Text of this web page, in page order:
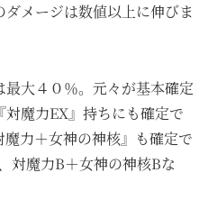
メージは数値以上に伸びま
大４０％。元々が基本確定
対魔力EX』持ちにも確定で
力＋女神の神核』も確定で
対魔力B＋女神の神核Bな